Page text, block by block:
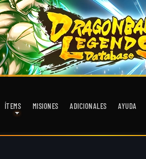
ÍTEMS MISIONES ADICIONALES AYUDA